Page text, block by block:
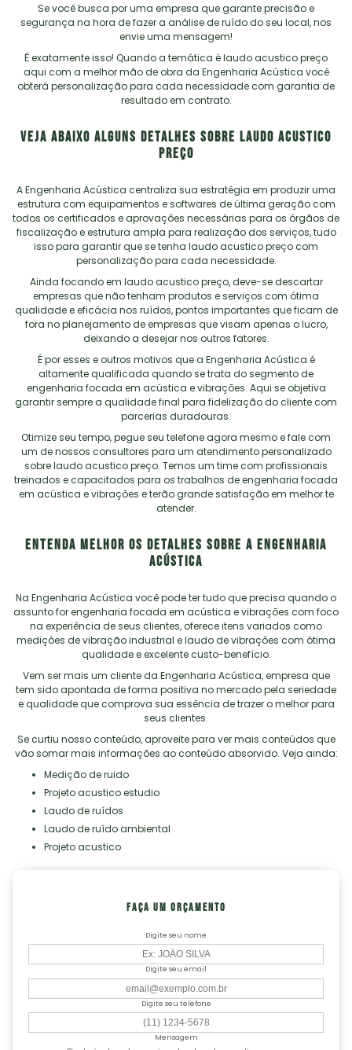
Se você busca por uma empresa que garante precisão e
segurança na hora de fazer a análise de ruído do seu local, nos
envie uma mensagem!
É exatamente isso! Quando a temática élaudo acustico preço
aqui com a melhor mão de obra da Engenharia Acústica você
obterá personalização para cada necessidade com garantia de
resultado em contrato.
VEJA ABAIXO ALGUNS DETALHES SOBRE LAUDO ACUSTICO
PREÇO
A Engenharia Acústica centraliza sua estratégia em produzir uma
estrutura com equipamentos e softwares de última geração com
todos os certificados e aprovações necessárias para os órgãos de
fiscalização e estrutura ampla para realização dos serviços, tudo
isso para garantir que se tenha laudo acustico preçocom
personalização para cada necessidade.
Ainda focando em laudo acustico preço, deve-se descartar
empresas que não tenham produtos e serviços com ótima
qualidade e eficácia nos ruídos, pontos importantes que ficam de
fora no planejamento de empresas que visam apenas o lucro,
deixando a desejar nos outros fatores.
É por esses e outros motivos que a Engenharia Acústica é
altamente qualificada quando se trata do segmento de
engenharia focada em acústica e vibrações. Aqui se objetiva
garantir sempre a qualidade final para fidelização do cliente com
parcerias duradouras.
Otimize seu tempo, pegue seu telefone agora mesmo e fale com
um de nossos consultores para um atendimento personalizado
sobrelaudo acustico preço. Temos um time com profissionais
treinados e capacitados para os trabalhos de engenharia focada
em acústica e vibrações e terão grande satisfação em melhor te
atender.
ENTENDA MELHOR OS DETALHES SOBRE A ENGENHARIA
ACÚSTICA
Na Engenharia Acústica você pode ter tudo que precisa quando o
assunto for engenharia focada em acústica e vibrações com foco
na experiência de seus clientes, oferece itens variados como
medições de vibração industrial e laudo de vibrações com ótima
qualidade e excelente custo-benefício.
Vem ser mais um cliente da Engenharia Acústica, empresa que
tem sido apontada de forma positiva no mercado pela seriedade
e qualidade que comprova sua essência de trazer o melhor para
seus clientes.
Se curtiu nosso conteúdo, aproveite para ver mais conteúdos que
vão somar mais informações ao conteúdo absorvido. Veja ainda:
medição de ruido
projeto acustico estudio
laudo de ruídos
laudo de ruído ambiental
projeto acustico
FAÇA UM ORÇAMENTO
Digite seu nome
Digite seu email
Digite seu telefone
Mensagem